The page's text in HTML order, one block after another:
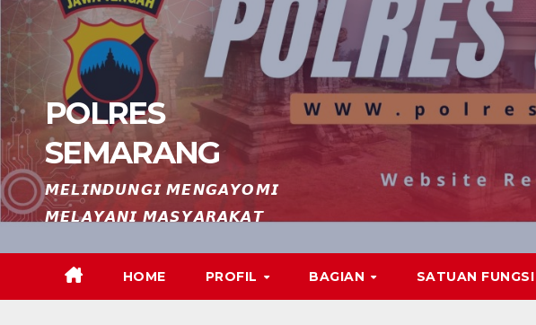
POLRES
SEMARANG
𝙈𝙀𝙇𝙄𝙉𝘿𝙐𝙉𝙂𝙄 𝙈𝙀𝙉𝙂𝘼𝙔𝙊𝙈𝙄
𝙈𝙀𝙇𝘼𝙔𝘼𝙉𝙄 𝙈𝘼𝙎𝙔𝘼𝙍𝘼𝙆𝘼𝙏
HOME PROFIL BAGIAN SATUAN FUNGSI